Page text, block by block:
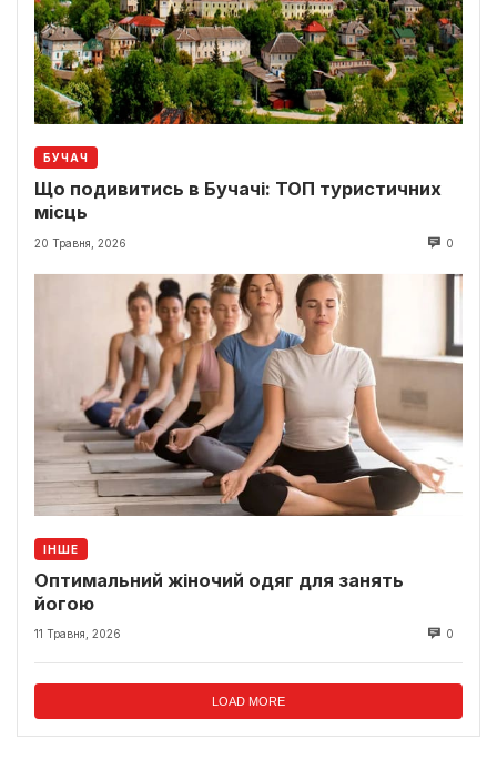
БУЧАЧ
Що подивитись в Бучачі: ТОП туристичних
місць
20 Травня, 2026 0
ІНШЕ
Оптимальний жіночий одяг для занять
йогою
11 Травня, 2026 0
LOAD MORE